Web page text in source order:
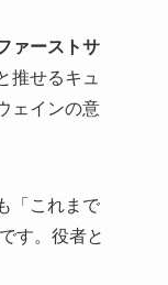
ァーストサ
推せるキュ
ェインの意
「これまで
す。役者と